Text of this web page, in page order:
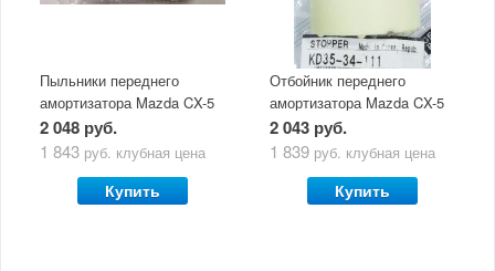
Пыльники переднего
амортизатора Mazda CX-5
(комплект 2шт) (2011-2017)
2 048 руб.
1 843 руб. клубная цена
Купить
Отбойник переднего
амортизатора Mazda CX-5
(2011-2017)
2 043 руб.
1 839 руб. клубная цена
Купить